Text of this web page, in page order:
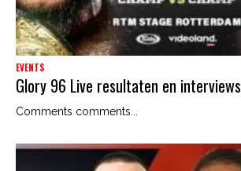
EVENTS
Glory 96 Live resultaten en interviews
Comments comments...